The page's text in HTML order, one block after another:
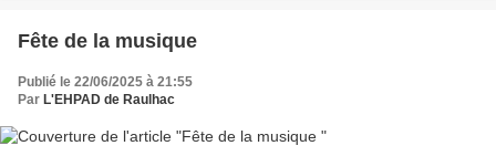
Fête de la musique
Publié le 22/06/2025 à 21:55
Par L'EHPAD de Raulhac